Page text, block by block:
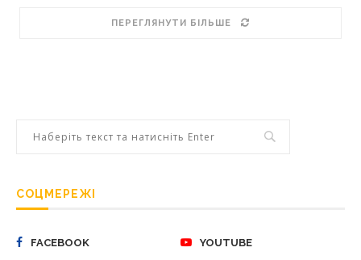
ПЕРЕГЛЯНУТИ БІЛЬШЕ
СОЦМЕРЕЖІ
FACEBOOK YOUTUBE